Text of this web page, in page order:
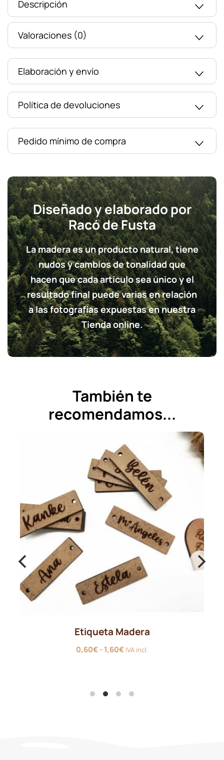
Descripción
Valoraciones (0)
Elaboración y envío
Política de devoluciones
Pedido mínimo de compra
Diseñado y elaborado por
Racó de Fusta
La madera es un producto natural, tiene
nudos y cambios de tonalidad que
hacen que cada artículo sea único y el
resultado final puede varias en relación
a las fotografías expuestas en nuestra
Tienda online.
También te
recomendamos...
Etiqueta Madera
0,60€-1,60€Rango
0,60€
IVA incl.